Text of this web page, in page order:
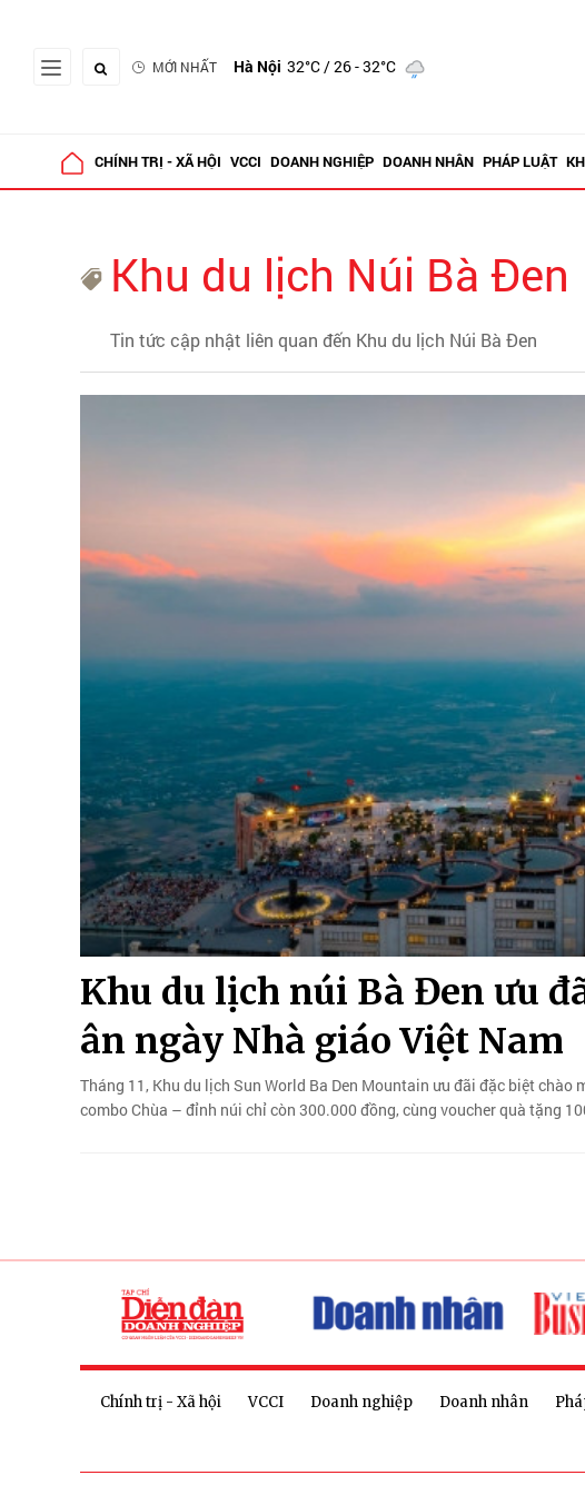
MỚI NHẤT Hà Nội 32°C/ 26 - 32°C
CHÍNH TRỊ - XÃ HỘI VCCI DOANH NGHIỆP DOANH NHÂN PHÁP LUẬT
Khu du lịch Núi Bà Đen
Tin tức cập nhật liên quan đến Khu du lịch Núi Bà Đen
Khu du lịch núi Bà Đen ưu
ân ngày Nhà giáo Việt Nam
Tháng 11, Khu du lịch Sun World Ba Den Mountain ưu đãi đặc biệt chào
combo Chùa – đỉnh núi chỉ còn 300.000 đồng, cùng voucher quà tặng
Chính trị - Xã hội VCCI Doanh nghiệp Doanh nhân